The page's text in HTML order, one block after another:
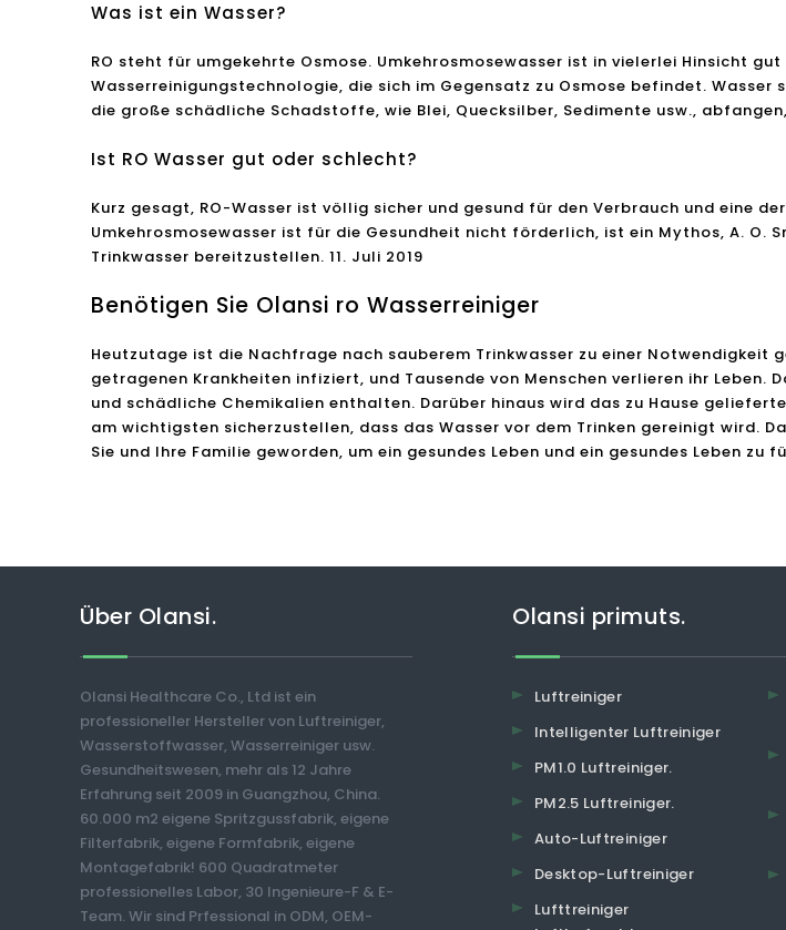
Was ist ein Wasser?
RO steht für umgekehrte Osmose. Umkehrosmosewasser ist in vielerlei Hinsicht
Wasserreinigungstechnologie, die sich im Gegensatz zu Osmose befindet.
die große schädliche Schadstoffe, wie Blei, Quecksilber, Sedimente usw.,
Ist RO Wasser gut oder schlecht?
Kurz gesagt, RO-Wasser ist völlig sicher und gesund für den Verbrauch und eine
Umkehrosmosewasser ist für die Gesundheit nicht förderlich, ist ein Mythos, A. O.
Trinkwasser bereitzustellen. 11. Juli 2019
Benötigen Sie Olansi ro Wasserreiniger
Heutzutage ist die Nachfrage nach sauberem Trinkwasser zu einer Notwendigkeit
getragenen Krankheiten infiziert, und Tausende von Menschen verlieren ihr Leben.
und schädliche Chemikalien enthalten. Darüber hinaus wird das zu Hause
am wichtigsten sicherzustellen, dass das Wasser vor dem Trinken gereinigt wird.
Sie und Ihre Familie geworden, um ein gesundes Leben und ein gesundes Leben zu
Über Olansi.
Olansi Healthcare Co., Ltd ist ein
professioneller Hersteller von Luftreiniger,
Wasserstoffwasser, Wasserreiniger usw.
Gesundheitswesen, mehr als 12 Jahre
Erfahrung seit 2009 in Guangzhou, China.
60.000 m2 eigene Spritzgussfabrik, eigene
Filterfabrik, eigene Formfabrik, eigene
Montagefabrik! 600 Quadratmeter
professionelles Labor, 30 Ingenieure-F & E-
Team. Wir sind Prfessional in ODM, OEM-
Olansi primuts.
Luftreiniger
Intelligenter Luftreiniger
PM1.0 Luftreiniger.
PM2.5 Luftreiniger.
Auto-Luftreiniger
Desktop-Luftreiniger
Lufttreiniger